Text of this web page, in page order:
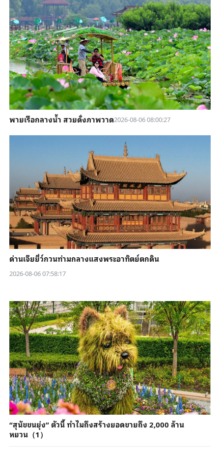
พายเรือกลางน้ำ สวยดั่งภาพวาด2026-08-06 08:00:27
ด่านเจียยี่ว์กวนท่ามกลางแสงพระอาทิตย์ตกดิน
2026-08-06 07:58:17
“สุนัขขนยุ่ง” ตัวนี้ ทำไมถึงสร้างยอดขายถึง 2,000 ล้าน
หยวน（1）